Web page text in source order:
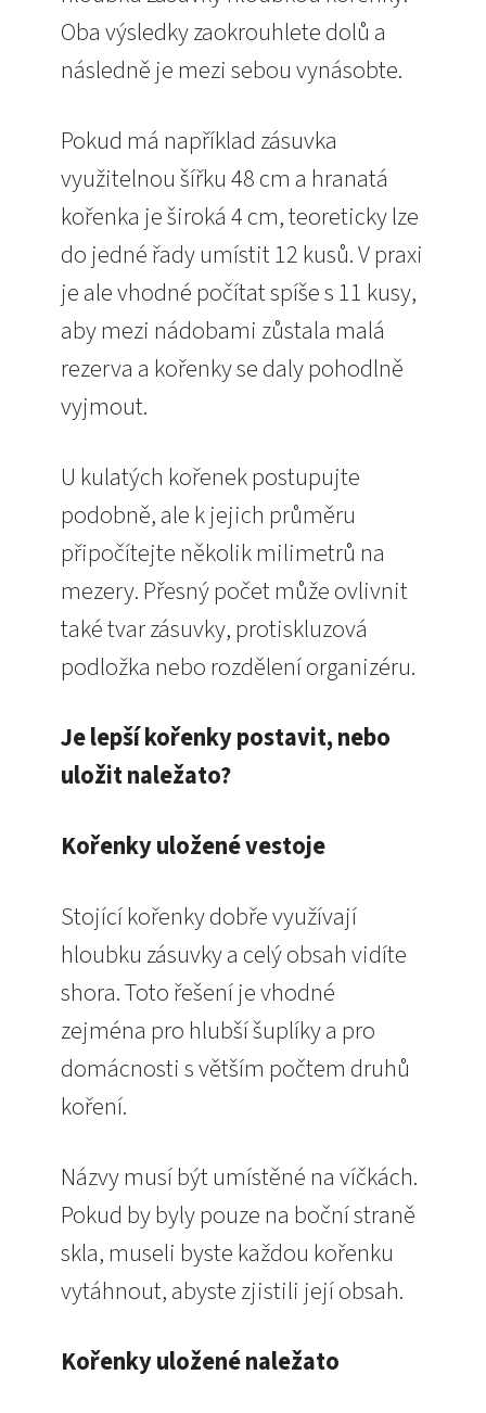
Oba výsledky zaokrouhlete dolů a
následně je mezi sebou vynásobte.
Pokud má například zásuvka
využitelnou šířku 48 cm a hranatá
kořenka je široká 4 cm, teoreticky lze
do jedné řady umístit 12 kusů. V praxi
je ale vhodné počítat spíše s 11 kusy,
aby mezi nádobami zůstala malá
rezerva a kořenky se daly pohodlně
vyjmout.
U kulatých kořenek postupujte
podobně, ale k jejich průměru
připočítejte několik milimetrů na
mezery. Přesný počet může ovlivnit
také tvar zásuvky, protiskluzová
podložka nebo rozdělení organizéru.
Je lepší kořenky postavit, nebo
uložit naležato?
Kořenky uložené vestoje
Stojící kořenky dobře využívají
hloubku zásuvky a celý obsah vidíte
shora. Toto řešení je vhodné
zejména pro hlubší šuplíky a pro
domácnosti s větším počtem druhů
koření.
Názvy musí být umístěné na víčkách.
Pokud by byly pouze na boční straně
skla, museli byste každou kořenku
vytáhnout, abyste zjistili její obsah.
Kořenky uložené naležato